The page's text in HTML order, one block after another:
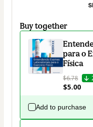
Buy together
para o
Física
$6.78
$5.00
Add to purchase